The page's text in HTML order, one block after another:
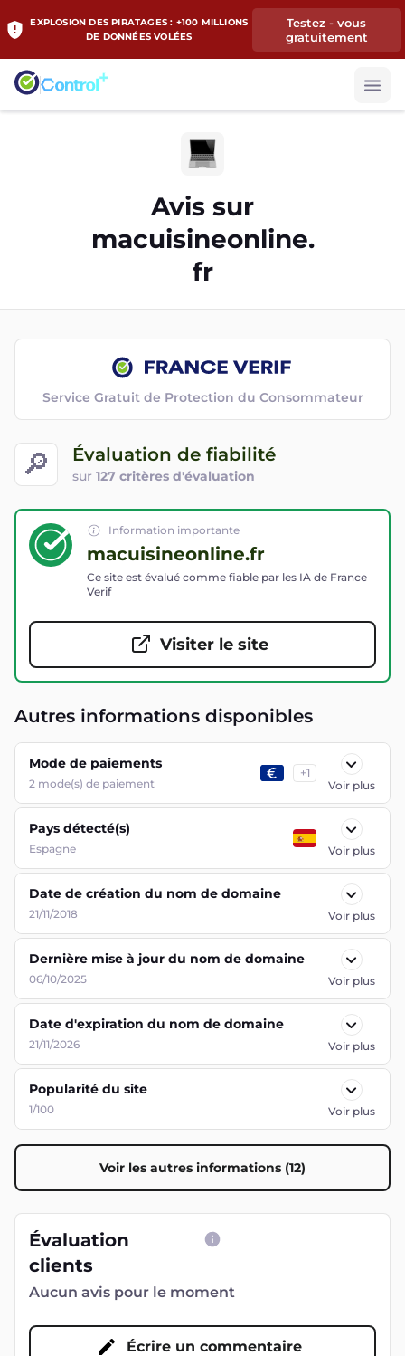
EXPLOSION DES PIRATAGES : +100 MILLIONS
DE DONNÉES VOLÉES
Testez - vous
gratuitement
Avis sur
macuisineonline.
fr
🔎 Évaluation de fiabilité
sur 127 critères d'évaluation
Service Gratuit de Protection du Consommateur
Information importante
macuisineonline.fr
Ce site est évalué comme fiable par les IA de France
Verif
Visiter le site
Autres informations disponibles
Mode de paiements
2 mode(s) de paiement
+1
Voir plus
Pays détecté(s)
Espagne Voir plus
Date de création du nom de domaine
21/11/2018 Voir plus
Dernière mise à jour du nom de domaine
06/10/2025 Voir plus
Date d'expiration du nom de domaine
21/11/2026 Voir plus
Popularité du site
1/100 Voir plus
Voir les autres informations (12)
Évaluation
clients
Aucun avis pour le moment
Écrire un commentaire